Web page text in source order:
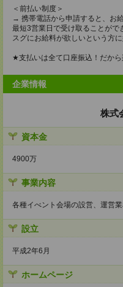
＜前払い制度＞
→ 携帯電話から申請すると、お
最短3営業日で受け取ることがで
スグにお給料が欲しいという方に
★支払いは全て口座振込！だから
企業情報
株式
資本金
4900万
事業内容
各種イべント会場の設営、運営
設立
平成2年6月
ホームページ